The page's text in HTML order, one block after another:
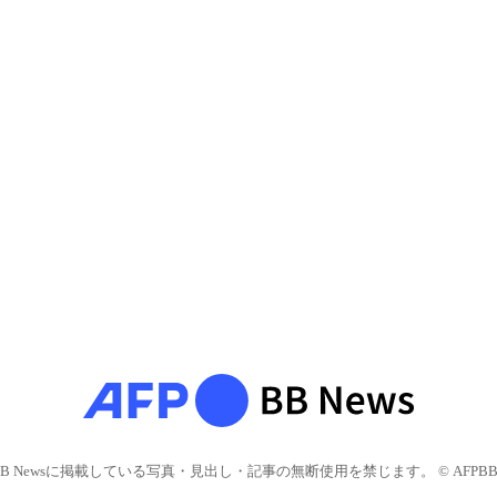
Newsに掲載している写真・見出し・記事の無断使用を禁じます。 © AFPBB